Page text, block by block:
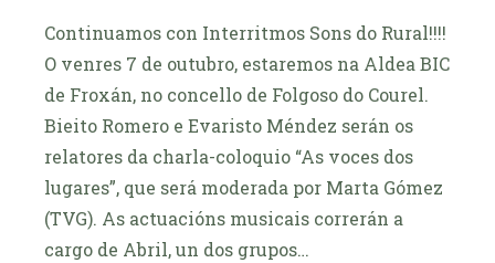
Continuamos con Interritmos Sons do Rural!!!!
O venres 7 de outubro, estaremos na Aldea BIC
de Froxán, no concello de Folgoso do Courel.
Bieito Romero e Evaristo Méndez serán os
relatores da charla-coloquio “As voces dos
lugares”, que será moderada por Marta Gómez
(TVG). As actuacións musicais correrán a
cargo de Abril, un dos grupos…